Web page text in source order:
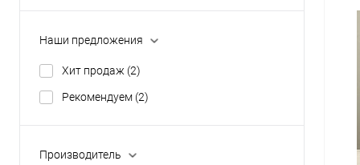
Наши предложения
Хит продаж (2)
Рекомендуем (2)
Производитель